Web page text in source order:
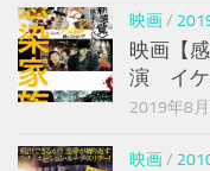
映画/
映画【
演 イケ
2019年8
映画/